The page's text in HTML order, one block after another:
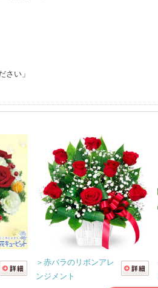
さい」
＞赤バラのリボンアレ
ンジメント